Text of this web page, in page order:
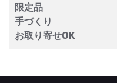
限定品
手づくり
お取り寄せOK